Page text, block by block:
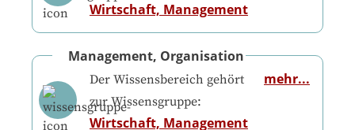
Wirtschaft, Management
Management, Organisation
Der Wissensbereich gehört
zur Wissensgruppe:
Wirtschaft, Management
mehr...